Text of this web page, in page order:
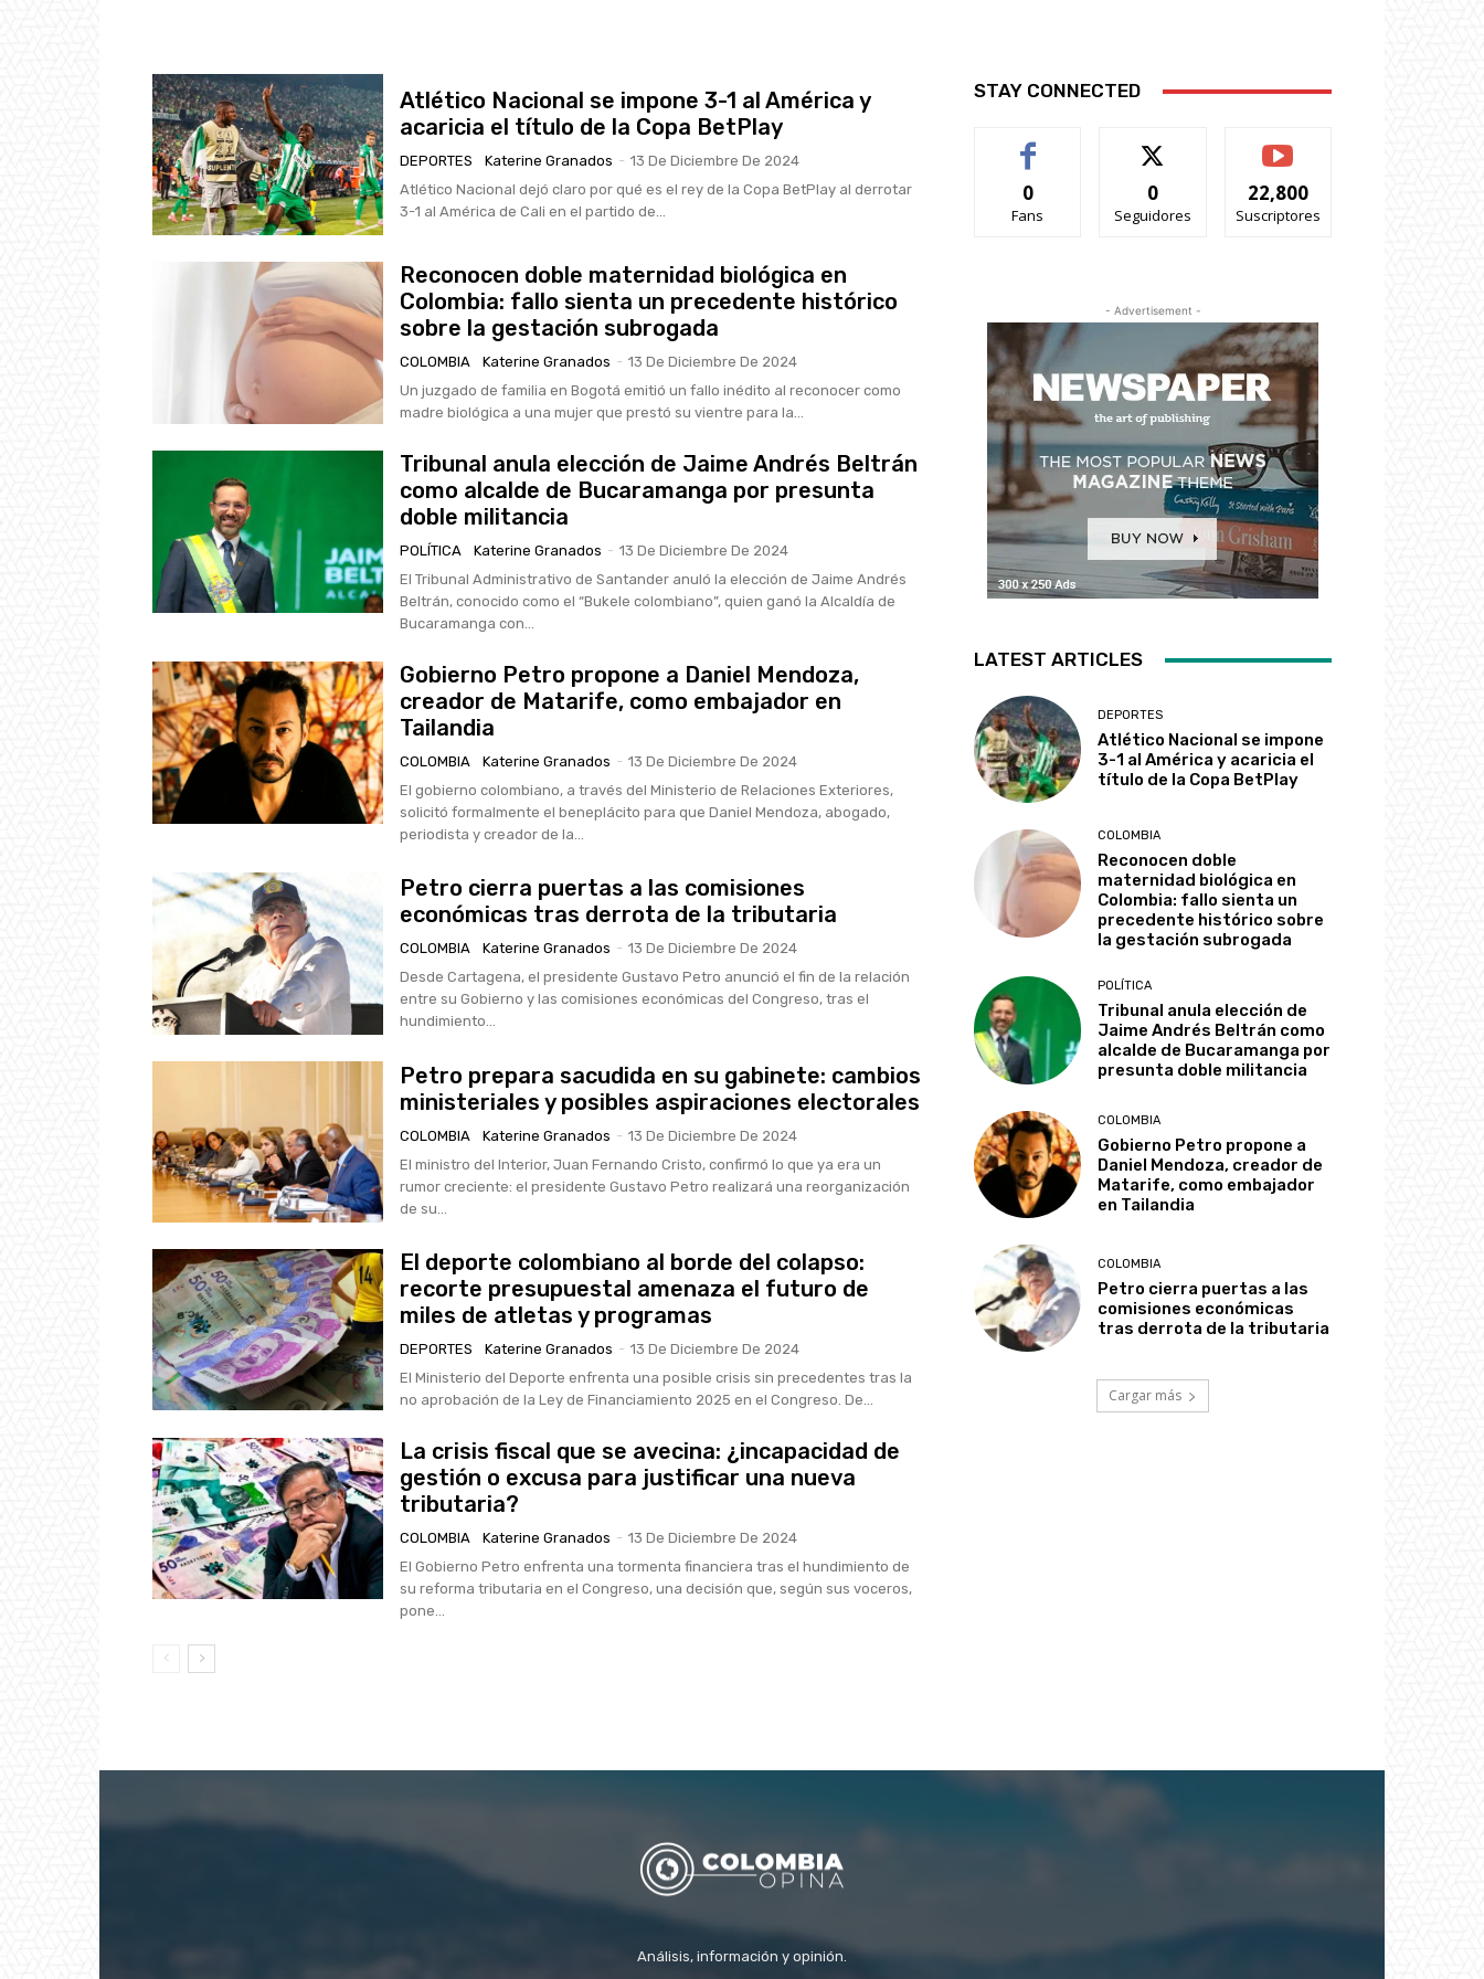
Atlético Nacional se impone 3-1 al América y
acaricia el título de la Copa BetPlay
DEPORTES Katerine Granados - 13 De Diciembre De 2024
Atlético Nacional dejó claro por qué es el rey de la Copa BetPlay al derrotar
3-1 al América de Cali en el partido de...
Reconocen doble maternidad biológica en
Colombia: fallo sienta un precedente histórico
sobre la gestación subrogada
COLOMBIA Katerine Granados - 13 De Diciembre De 2024
Un juzgado de familia en Bogotá emitió un fallo inédito al reconocer como
madre biológica a una mujer que prestó su vientre para la...
Tribunal anula elección de Jaime Andrés Beltrán
como alcalde de Bucaramanga por presunta
doble militancia
POLÍTICA Katerine Granados - 13 De Diciembre De 2024
El Tribunal Administrativo de Santander anuló la elección de Jaime Andrés
Beltrán, conocido como el “Bukele colombiano”, quien ganó la Alcaldía de
Bucaramanga con...
Gobierno Petro propone a Daniel Mendoza,
creador de Matarife, como embajador en
Tailandia
COLOMBIA Katerine Granados - 13 De Diciembre De 2024
El gobierno colombiano, a través del Ministerio de Relaciones Exteriores,
solicitó formalmente el beneplácito para que Daniel Mendoza, abogado,
periodista y creador de la...
Petro cierra puertas a las comisiones
económicas tras derrota de la tributaria
COLOMBIA Katerine Granados - 13 De Diciembre De 2024
Desde Cartagena, el presidente Gustavo Petro anunció el fin de la relación
entre su Gobierno y las comisiones económicas del Congreso, tras el
hundimiento...
Petro prepara sacudida en su gabinete: cambios
ministeriales y posibles aspiraciones electorales
COLOMBIA Katerine Granados - 13 De Diciembre De 2024
El ministro del Interior, Juan Fernando Cristo, confirmó lo que ya era un
rumor creciente: el presidente Gustavo Petro realizará una reorganización
de su...
El deporte colombiano al borde del colapso:
recorte presupuestal amenaza el futuro de
miles de atletas y programas
DEPORTES Katerine Granados - 13 De Diciembre De 2024
El Ministerio del Deporte enfrenta una posible crisis sin precedentes tras la
no aprobación de la Ley de Financiamiento 2025 en el Congreso. De...
La crisis fiscal que se avecina: ¿incapacidad de
gestión o excusa para justificar una nueva
tributaria?
COLOMBIA Katerine Granados - 13 De Diciembre De 2024
El Gobierno Petro enfrenta una tormenta financiera tras el hundimiento de
su reforma tributaria en el Congreso, una decisión que, según sus voceros,
pone...
STAY CONNECTED
0
Fans
0
Seguidores
22,800
Suscriptores
- Advertisement -
LATEST ARTICLES
DEPORTES
Atlético Nacional se impone
3-1 al América y acaricia el
título de la Copa BetPlay
COLOMBIA
Reconocen doble
maternidad biológica en
Colombia: fallo sienta un
precedente histórico sobre
la gestación subrogada
POLÍTICA
Tribunal anula elección de
Jaime Andrés Beltrán como
alcalde de Bucaramanga por
presunta doble militancia
COLOMBIA
Gobierno Petro propone a
Daniel Mendoza, creador de
Matarife, como embajador
en Tailandia
COLOMBIA
Petro cierra puertas a las
comisiones económicas
tras derrota de la tributaria
Cargar más
Análisis, información y opinión.